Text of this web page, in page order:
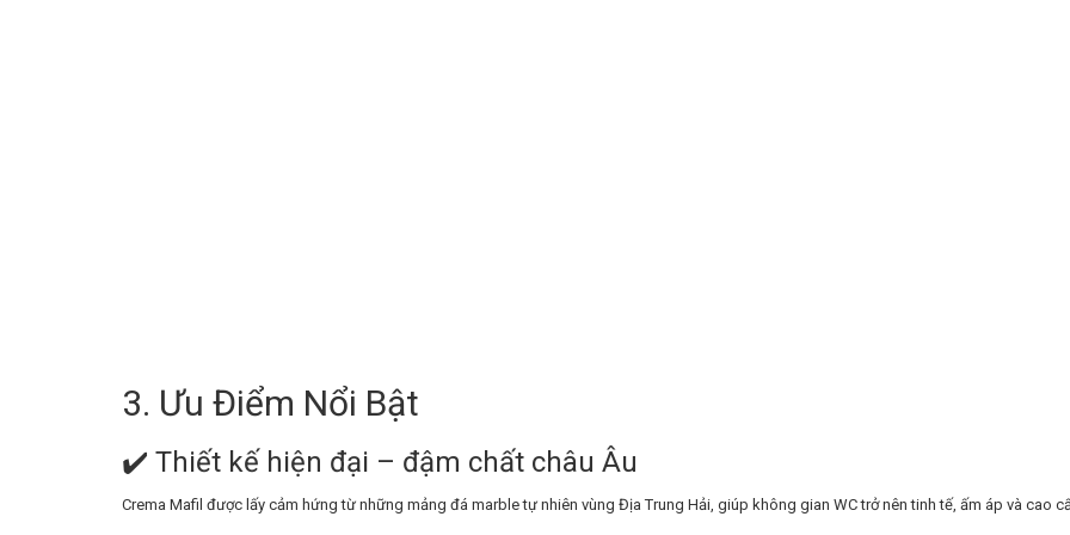
3. Ưu Điểm Nổi Bật
✔️ Thiết kế hiện đại – đậm chất châu Âu
Crema Mafil được lấy cảm hứng từ những mảng đá marble tự nhiên vùng Địa Trung Hải, giúp không gian WC trở nên tinh tế, ấm áp và cao